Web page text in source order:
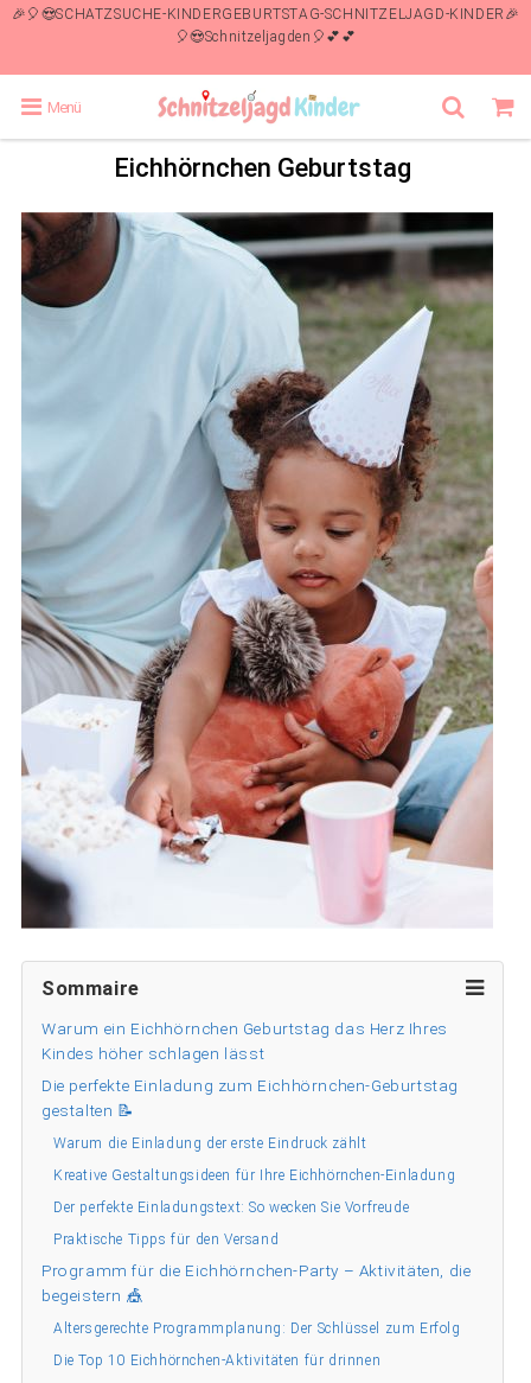
🎉🎈😍SCHATZSUCHE-KINDERGEBURTSTAG-SCHNITZELJAGD-KINDER🎉
🎈😍Schnitzeljagden🎈💕💕
Menü
Eichhörnchen Geburtstag
Sommaire
Warum ein Eichhörnchen Geburtstag das Herz Ihres
Kindes höher schlagen lässt
Die perfekte Einladung zum Eichhörnchen-Geburtstag
gestalten 📝
Warum die Einladung der erste Eindruck zählt
Kreative Gestaltungsideen für Ihre Eichhörnchen-Einladung
Der perfekte Einladungstext: So wecken Sie Vorfreude
Praktische Tipps für den Versand
Programm für die Eichhörnchen-Party – Aktivitäten, die
begeistern 🎪
Altersgerechte Programmplanung: Der Schlüssel zum Erfolg
Die Top 10 Eichhörnchen-Aktivitäten für drinnen